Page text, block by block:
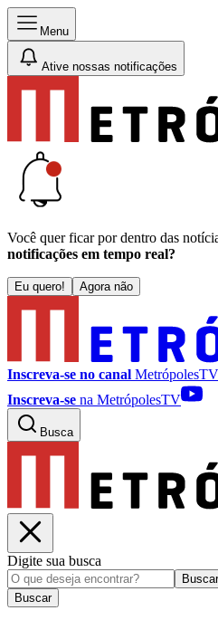
Menu
Ative nossas notificações
Você quer ficar por dentro das
notificações em tempo real?
Eu quero! Agora não
Inscreva-se no canal
Inscreva-se na MetrópolesTV
Busca
Digite sua busca
Buscar
Buscar